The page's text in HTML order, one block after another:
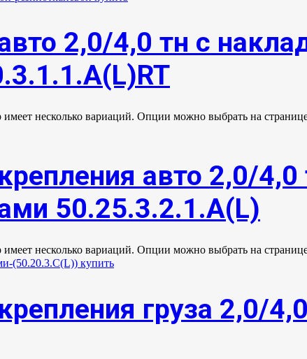
2,0/4,0 тн с
имеет несколько вариаций. Опции можно выбрать на
авто 2,0/
50.25.3.2.1.А(L)
имеет несколько вариаций. Опции можно выбрать на
груза 2,0/